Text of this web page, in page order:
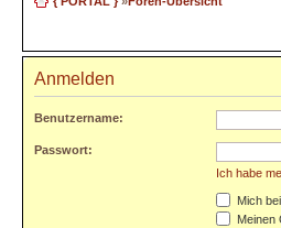
Anmelden
Benutzername:
Passwort:
Ich habe
Mich
Meinen